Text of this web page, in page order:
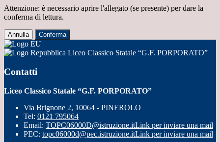
Attenzione: è necessario aprire l'allegato (se presente) per dare la
conferma di lettura.
Annulla Conferma
Liceo Classico Statale “G.F. PORPORATO”
Contatti
Liceo Classico Statale “G.F. PORPORATO”
Via Brignone 2, 10064 - PINEROLO
Tel: 0121 795064
Email: TOPC06000D@istruzione.itLink per inviare una mail
PEC: topc06000d@pec.istruzione.itLink per inviare una mail